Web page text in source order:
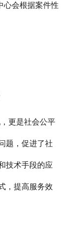
心会根据案件性
更是社会公平
题，促进了社
技术手段的应
，提高服务效